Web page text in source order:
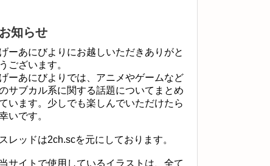
お知らせ
げーあにびよりにお越しいただきありがと
うございます。
げーあにびよりでは、アニメやゲームなど
サブカル系に関する話題についてまとめ
います。少しでも楽しんでいただけたら
いです。
スレッドは2ch.scを元にしております。
当サイトで使用しているイラストは、全て